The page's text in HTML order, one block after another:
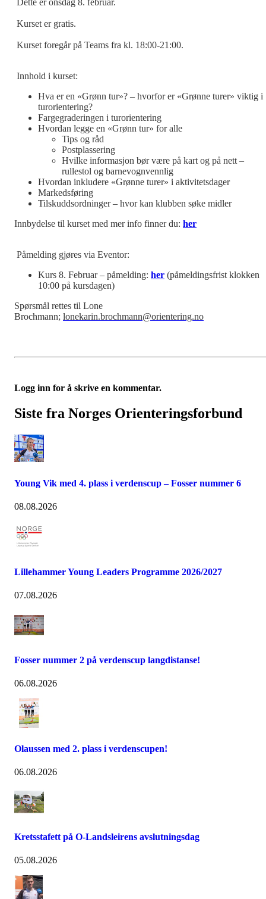
Dette er onsdag 8. februar.
Kurset er gratis.
Kurset foregår på Teams fra kl. 18:00-21:00.
Innhold i kurset:
Hva er en «Grønn tur»? – hvorfor er «Grønne turer» viktig i
turorientering?
Fargegraderingen i turorientering
Hvordan legge en «Grønn tur» for alle
Tips og råd
Postplassering
Hvilke informasjon bør være på kart og på nett –
rullestol og barnevognvennlig
Hvordan inkludere «Grønne turer» i aktivitetsdager
Markedsføring
Tilskuddsordninger – hvor kan klubben søke midler
Innbydelse til kurset med mer info finner du: her
Påmelding gjøres via Eventor:
Kurs 8. Februar – påmelding: her (påmeldingsfrist klokken
10:00 på kursdagen)
Spørsmål rettes til Lone
Brochmann; lonekarin.brochmann@orientering.no
Logg inn for å skrive en kommentar.
Siste fra Norges Orienteringsforbund
Young Vik med 4. plass i verdenscup – Fosser nummer 6
08.08.2026
Lillehammer Young Leaders Programme 2026/2027
07.08.2026
Fosser nummer 2 på verdenscup langdistanse!
06.08.2026
Olaussen med 2. plass i verdenscupen!
06.08.2026
Kretsstafett på O-Landsleirens avslutningsdag
05.08.2026